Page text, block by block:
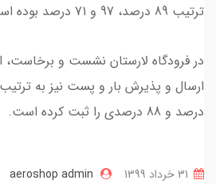
ترتیب 89 درصد، 97 و 71 درصد بوده است.
در فرودگاه لارستان نشست و برخاست،
درصد و 88 درصدی را ثبت کرده است.
aeroshop admin